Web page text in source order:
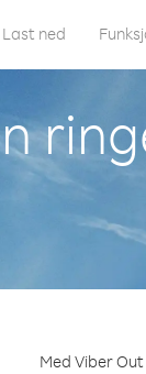
Last ned
Med Viber